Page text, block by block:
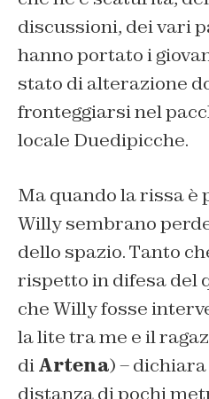
discussioni, dei vari
hanno portato i
stato di alterazione
fronteggiarsi nel
locale Duedipicche.
Ma quando la rissa è
Willy sembrano
dello spazio. Tanto
rispetto in difesa del
che Willy fosse
la lite tra me e il
diArtena) – dichiara
distanza di pochi